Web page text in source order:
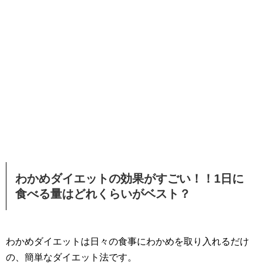
わかめダイエットの効果がすごい！！1日に
食べる量はどれくらいがベスト？
わかめダイエットは日々の食事にわかめを取り入れるだけ
の、簡単なダイエット法です。